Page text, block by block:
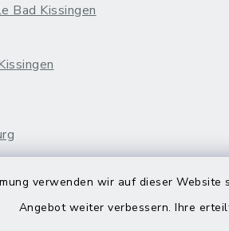
verwenden wir auf dieser
Angebot weiter verbessern. Ihre
Bad Kissingen